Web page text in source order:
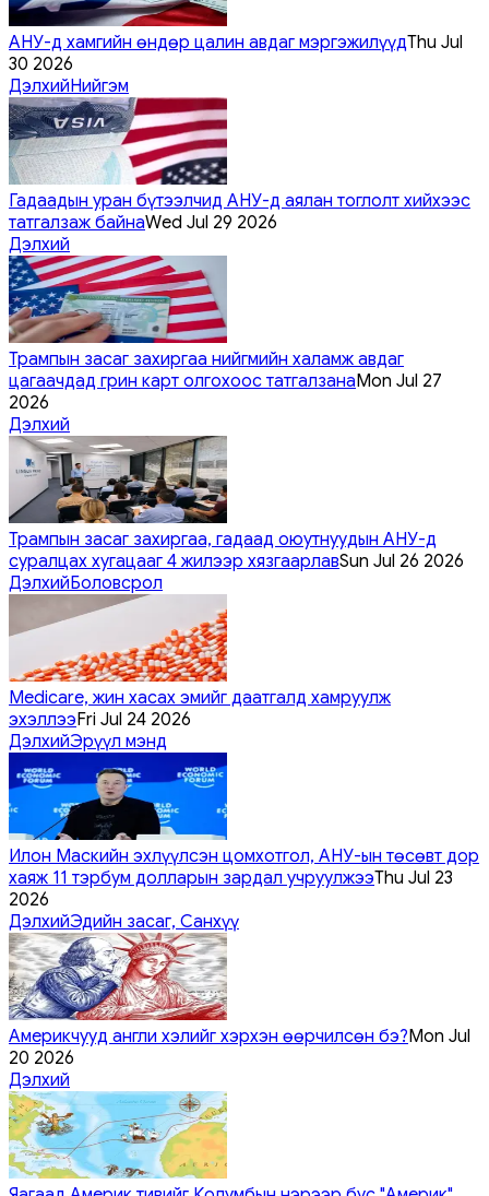
АНУ-д хамгийн өндөр цалин авдаг мэргэжилүүдThu Jul
30 2026
ДэлхийНийгэм
Гадаадын уран бүтээлчид АНУ-д аялан тоглолт хийхээс
татгалзаж байнаWed Jul 29 2026
Дэлхий
Трампын засаг захиргаа нийгмийн халамж авдаг
цагаачдад грин карт олгохоос татгалзанаMon Jul 27
2026
Дэлхий
Трампын засаг захиргаа, гадаад оюутнуудын АНУ-д
суралцах хугацааг 4 жилээр хязгаарлавSun Jul 26 2026
ДэлхийБоловсрол
Medicare, жин хасах эмийг даатгалд хамруулж
эхэллээFri Jul 24 2026
ДэлхийЭрүүл мэнд
Илон Маскийн эхлүүлсэн цомхотгол, АНУ-ын төсөвт дор
хаяж 11 тэрбум долларын зардал учруулжээThu Jul 23
2026
ДэлхийЭдийн засаг, Санхүү
Америкчууд англи хэлийг хэрхэн өөрчилсөн бэ?Mon Jul
20 2026
Дэлхий